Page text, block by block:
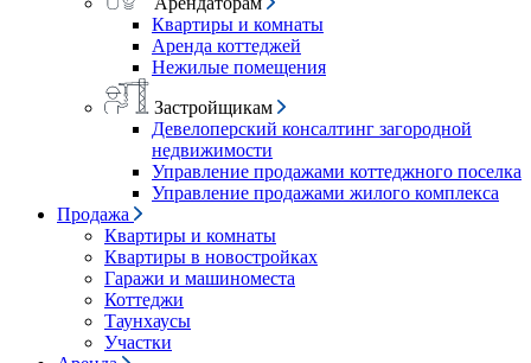
Квартиры и комнаты
Аренда коттеджей
Нежилые помещения
Застройщикам
Девелоперский консалтинг загородной
недвижимости
Управление продажами коттеджного поселка
Управление продажами жилого комплекса
Продажа
Квартиры и комнаты
Квартиры в новостройках
Гаражи и машиноместа
Коттеджи
Таунхаусы
Участки